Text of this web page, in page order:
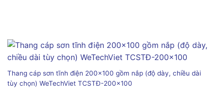
Thang cáp sơn tĩnh điện 200×100 gồm nắp (độ dày, chiều dài
tùy chọn) WeTechViet TCSTĐ-200×100